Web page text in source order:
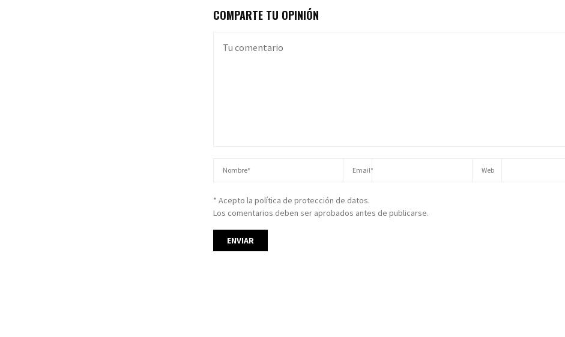
COMPARTE TU OPINIÓN
* Acepto la política de protección de datos.
Los comentarios deben ser aprobados antes de publicarse.